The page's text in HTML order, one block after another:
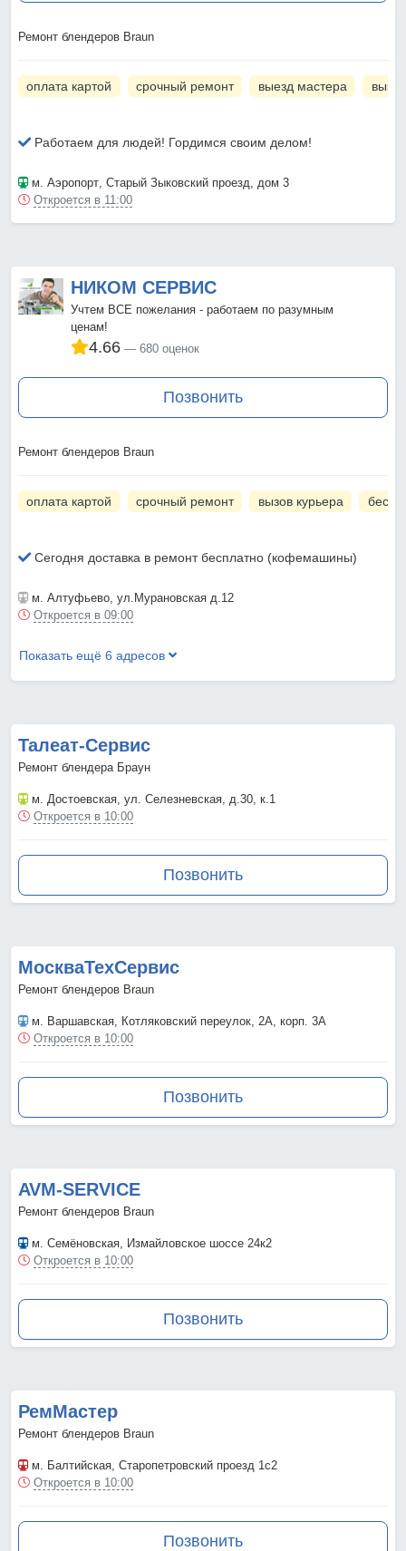
Ремонт блендеров Braun
оплата картой срочный ремонт выезд мастера
Работаем для людей! Гордимся своим делом!
м. Аэропорт, Старый Зыковский проезд, дом 3
Откроется в 11:00
НИКОМ СЕРВИС
Учтем ВСЕ пожелания - работаем по разумным
ценам!
4.66 680 оценок
Позвонить
Ремонт блендеров Braun
оплата картой срочный ремонт вызов курьера
Сегодня доставка в ремонт бесплатно (кофемашины)
м. Алтуфьево, ул.Мурановская д.12
Откроется в 09:00
Показать ещё 6 адресов
Талеат-Сервис
Ремонт блендера Браун
м. Достоевская, ул. Селезневская, д.30, к.1
Откроется в 10:00
Позвонить
МоскваТехСервис
Ремонт блендеров Braun
м. Варшавская, Котляковский переулок, 2А, корп. 3А
Откроется в 10:00
Позвонить
AVM-SERVICE
Ремонт блендеров Braun
м. Семёновская, Измайловское шоссе 24к2
Откроется в 10:00
Позвонить
РемМастер
Ремонт блендеров Braun
м. Балтийская, Старопетровский проезд 1с2
Откроется в 10:00
Позвонить